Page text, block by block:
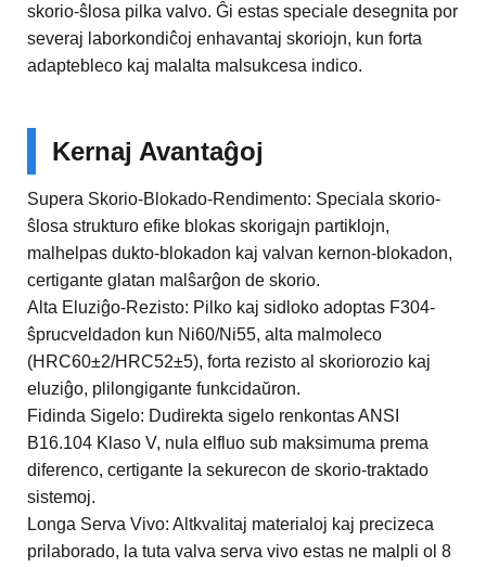
skorio-ŝlosa pilka valvo. Ĝi estas speciale desegnita por
severaj laborkondiĉoj enhavantaj skoriojn, kun forta
adaptebleco kaj malalta malsukcesa indico.
Kernaj Avantaĝoj
Supera Skorio-Blokado-Rendimento: Speciala skorio-
ŝlosa strukturo efike blokas skorigajn partiklojn,
malhelpas dukto-blokadon kaj valvan kernon-blokadon,
certigante glatan malŝarĝon de skorio.
Alta Eluziĝo-Rezisto: Pilko kaj sidloko adoptas F304-
ŝprucveldadon kun Ni60/Ni55, alta malmoleco
(HRC60±2/HRC52±5), forta rezisto al skoriorozio kaj
eluziĝo, plilongigante funkcidaŭron.
Fidinda Sigelo: Dudirekta sigelo renkontas ANSI
B16.104 Klaso V, nula elfluo sub maksimuma prema
diferenco, certigante la sekurecon de skorio-traktado
sistemoj.
Longa Serva Vivo: Altkvalitaj materialoj kaj precizeca
prilaborado, la tuta valva serva vivo estas ne malpli ol 8